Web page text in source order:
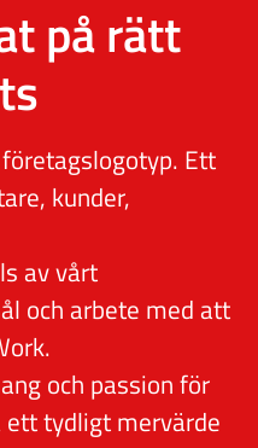
på rätt
Ett
kunder,
av vårt
och arbete med att
och passion för
ett tydligt mervärde